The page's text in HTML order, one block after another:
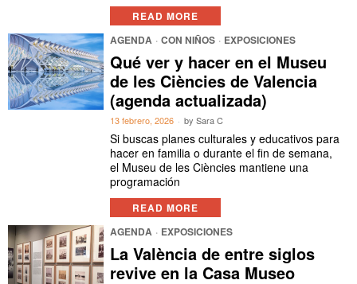
READ MORE
AGENDA · CON NIÑOS · EXPOSICIONES
Qué ver y hacer en el Museu
de les Ciències de Valencia
(agenda actualizada)
13 febrero, 2026 bySara C
Si buscas planes culturales y educativos para
hacer en familia o durante el fin de semana,
el Museu de les Ciències mantiene una
programación
READ MORE
AGENDA · EXPOSICIONES
La València de entre siglos
revive en la Casa Museo